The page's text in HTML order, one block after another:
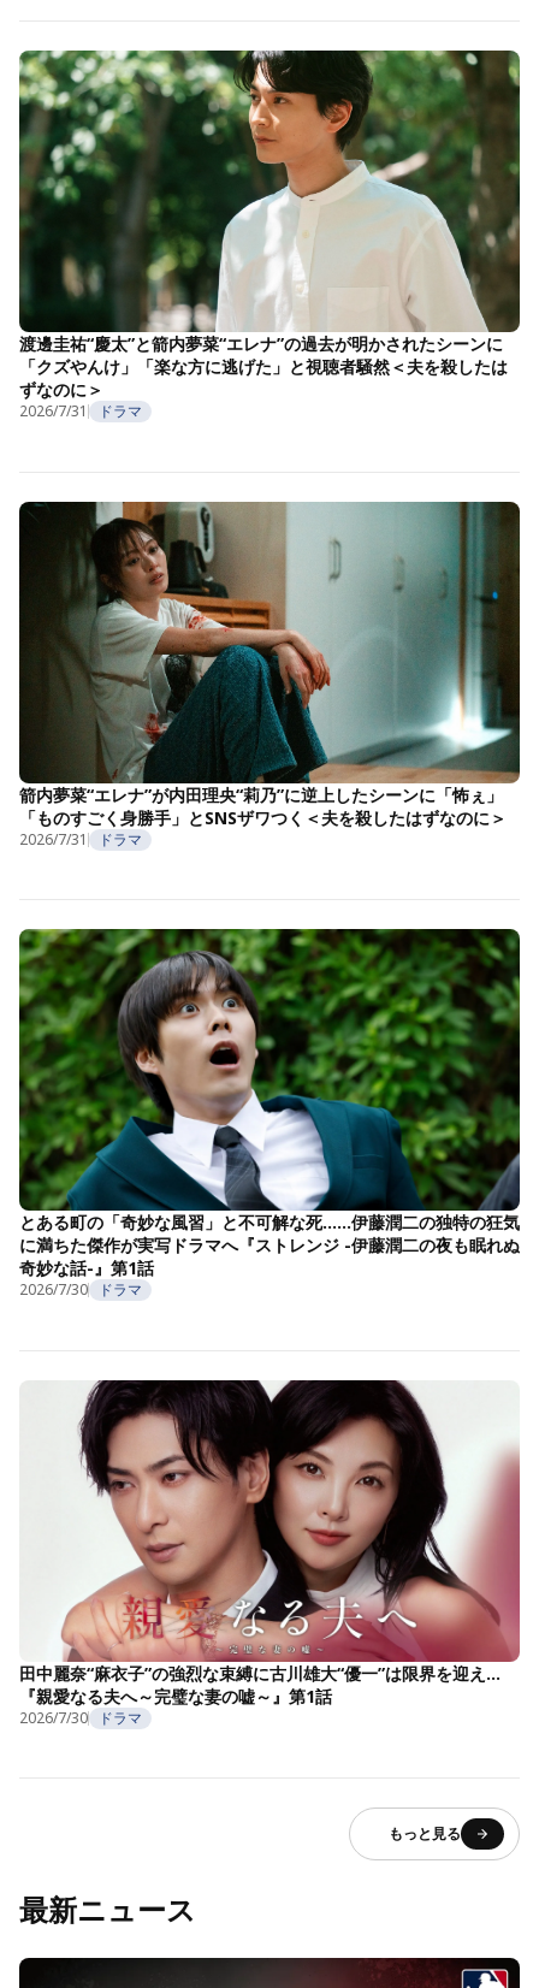
渡邊圭祐“慶太”と箭内夢菜“エレナ”の過去が明かされたシーンに
「クズやんけ」「楽な方に逃げた」と視聴者騒然＜夫を殺したは
ずなのに＞
2026/7/31 ドラマ
箭内夢菜“エレナ”が内田理央“莉乃”に逆上したシーンに「怖ぇ」
「ものすごく身勝手」とSNSザワつく＜夫を殺したはずなのに＞
2026/7/31 ドラマ
とある町の「奇妙な風習」と不可解な死……伊藤潤二の独特の狂気
に満ちた傑作が実写ドラマへ『ストレンジ -伊藤潤二の夜も眠れぬ
奇妙な話-』第1話
2026/7/30 ドラマ
田中麗奈“麻衣子”の強烈な束縛に古川雄大“優一”は限界を迎え…
『親愛なる夫へ～完璧な妻の嘘～』第1話
2026/7/30 ドラマ
もっと見る
最新ニュース